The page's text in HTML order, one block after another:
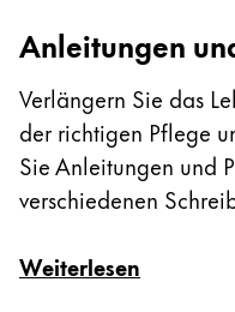
Anleitungen
Verlängern Sie das
der richtigen Pflege
Sie Anleitungen und
verschiedenen
Weiterlesen